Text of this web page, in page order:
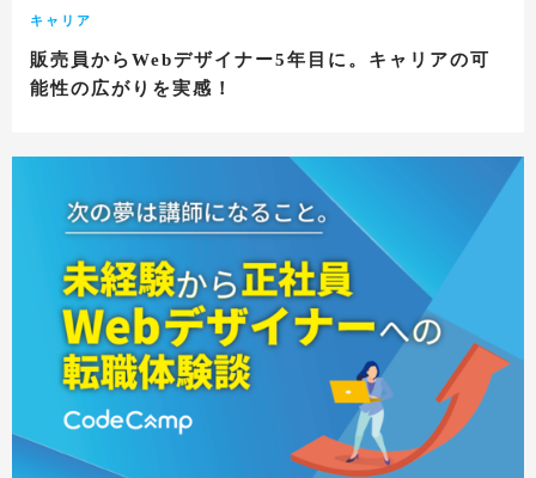
キャリア
販売員からWebデザイナー5年目に。キャリアの可
能性の広がりを実感！